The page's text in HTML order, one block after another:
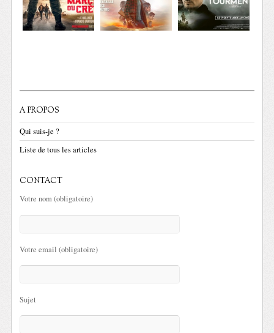
A PROPOS
Qui suis-je ?
Liste de tous les articles
CONTACT
Votre nom (obligatoire)
Votre email (obligatoire)
Sujet